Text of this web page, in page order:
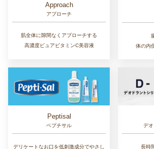
Approach
アプローチ
肌全体に隙間なくアプローチする
高濃度ピュアビタミンC美容液
体の内
Peptisal
ペプチサル
デリケートなお口を低刺激成分でやさし
デ
長時